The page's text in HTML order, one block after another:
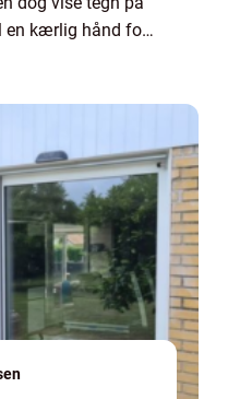
en kærlig hånd for